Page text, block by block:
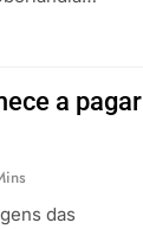
a pagar
das